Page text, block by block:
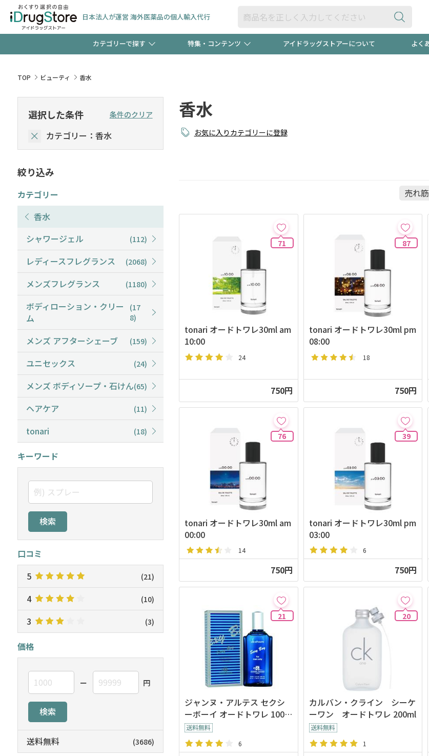
日本法人が運営 海外医薬品の個人輸入代行
カテゴリーで探す
一般医薬品(OTC)
検査キット ペット用品
特集・コンテンツ
新規登録で！今すぐ使えるクーポンプレゼント中！！
アイドラッグストアーについて よく
TOP ビューティ 香水
選択した条件 条件のクリア
カテゴリー：香水
絞り込み
カテゴリー
香水
シャワージェル
(112)
レディースフレグランス (2068)
メンズフレグランス (1180)
ボディローション・クリー
ム
(17
8)
メンズ アフターシェーブ (159)
ユニセックス (24)
メンズ ボディソープ・石けん(65)
ヘアケア (11)
tonari (18)
キーワード
検索
口コミ
5
(21)
4 (10)
3 (3)
価格
ー 円
検索
送料無料 (3686)
香水
お気に入りカテゴリーに登録
71
tonari オードトワレ30ml am
10:00
24
750円
87
tonari オードトワレ30ml pm
08:00
18
750円
76
tonari オードトワレ30ml am
00:00
14
750円
39
tonari オードトワレ30ml pm
03:00
6
750円
21
ジャンヌ・アルテス セクシ
ーボーイ オードトワレ 100m
l
6
20
カルバン・クライン シーケ
ーワン オードトワレ 200ml
1